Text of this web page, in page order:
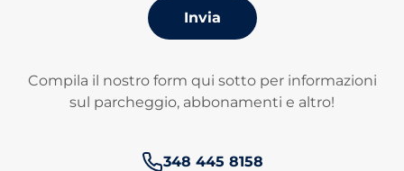
Invia
Compila il nostro form qui sotto per informazioni
sul parcheggio, abbonamenti e altro!
Numero di telefono:
348 445 8158